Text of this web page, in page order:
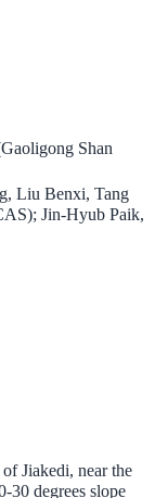
Shan
Liu Benxi, Tang
Jin-Hyub Paik,
Jiakedi, near the
30 degrees slope